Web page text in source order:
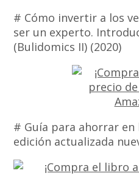
# Cómo invertir a los
ser un experto.
(Bulidomics II) (2020)
# Guía para ahorrar en
edición actualizada